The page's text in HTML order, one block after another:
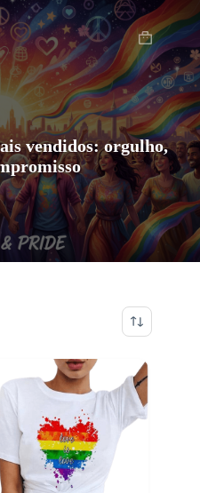
Carrinho
de
compras
vendidos: orgulho,